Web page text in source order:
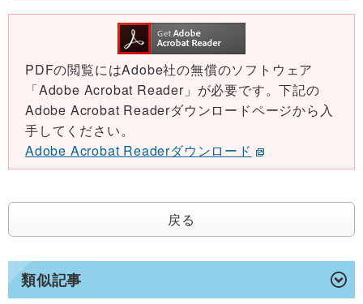
類似記事
PDFの閲覧にはAdobe社の無償のソフトウェア
「Adobe Acrobat Reader」が必要です。下記の
Adobe Acrobat Readerダウンロードページから入
手してください。
Adobe Acrobat Readerダウンロード
戻る